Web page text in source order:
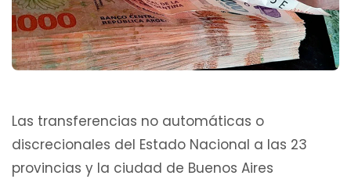
Las transferencias no automáticas o
discrecionales del Estado Nacional a las 23
provincias y la ciudad de Buenos Aires